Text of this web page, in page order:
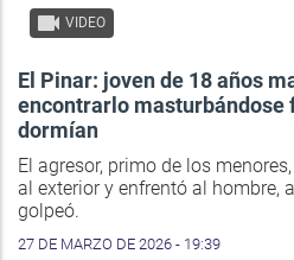
VIDEO
El Pinar: joven de 18 años
encontrarlo masturbándose
dormían
El agresor, primo de los
al exterior y enfrentó al hombre,
golpeó.
27 DE MARZO DE 2026 - 19:39